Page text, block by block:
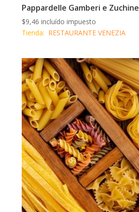
Pappardelle Gamberi e Zuchine
$9,46 incluído impuesto
Tienda: RESTAURANTE VENEZIA